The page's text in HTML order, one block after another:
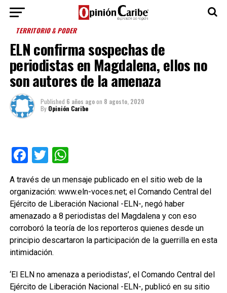
TERRITORIO & PODER
ELN confirma sospechas de
periodistas en Magdalena, ellos no
son autores de la amenaza
Published 6 años agoon 8 agosto, 2020
By Opinión Caribe
Facebook
TwitterWhatsApp
A través de un mensaje publicado en el sitio web de la
organización: www.eln-voces.net; el Comando Central del
Ejército de Liberación Nacional -ELN-, negó haber
amenazado a 8 periodistas del Magdalena y con eso
corroboró la teoría de los reporteros quienes desde un
principio descartaron la participación de la guerrilla en esta
intimidación.
‘El ELN no amenaza a periodistas’, el Comando Central del
Ejército de Liberación Nacional -ELN-, publicó en su sitio